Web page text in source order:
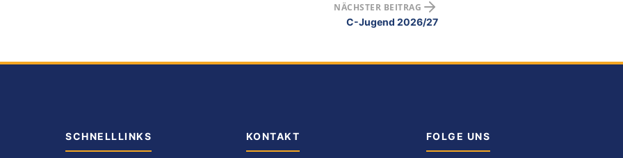
NÄCHSTER BEITRAG
C-Jugend 2026/27
SCHNELLLINKS KONTAKT FOLGE UNS